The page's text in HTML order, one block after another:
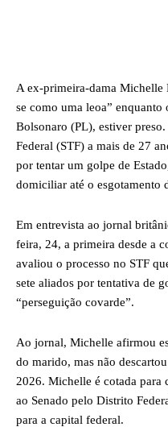
A ex-primeira-dama Michelle
se como uma leoa”
Bolsonaro (PL), estiver
Federal (STF) a mais de 27
por tentar um golpe de
domiciliar até o esgotamento
Em entrevista ao jornal
feira, 24, a primeira desde a
avaliou o processo no STF
sete aliados por tentativa de
“perseguição covarde”.
Ao jornal, Michelle afirmou
do marido, mas não
2026. Michelle é cotada para
ao Senado pelo Distrito
para a capital federal.